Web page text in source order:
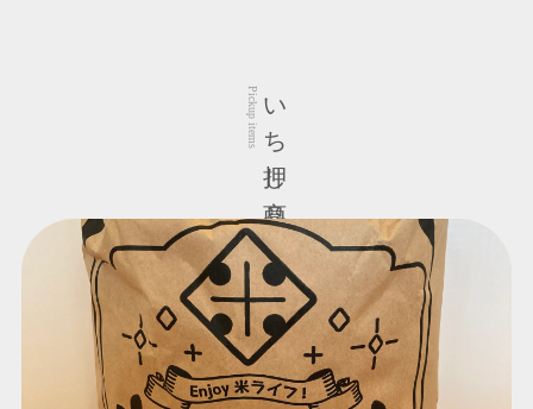
いち押し商品
Pickup items